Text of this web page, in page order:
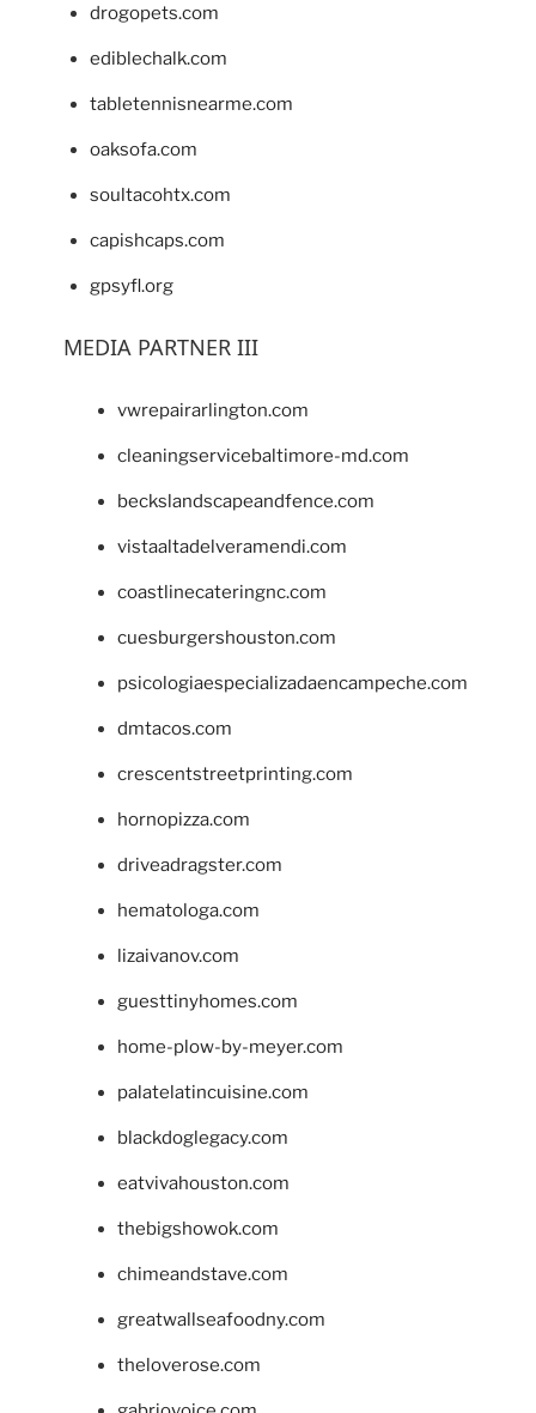
drogopets.com
ediblechalk.com
tabletennisnearme.com
oaksofa.com
soultacohtx.com
capishcaps.com
gpsyfl.org
MEDIA PARTNER III
vwrepairarlington.com
cleaningservicebaltimore-md.com
beckslandscapeandfence.com
vistaaltadelveramendi.com
coastlinecateringnc.com
cuesburgershouston.com
psicologiaespecializadaencampeche.com
dmtacos.com
crescentstreetprinting.com
hornopizza.com
driveadragster.com
hematologa.com
lizaivanov.com
guesttinyhomes.com
home-plow-by-meyer.com
palatelatincuisine.com
blackdoglegacy.com
eatvivahouston.com
thebigshowok.com
chimeandstave.com
greatwallseafoodny.com
theloverose.com